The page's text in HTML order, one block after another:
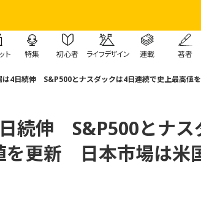
ト 特集 初心者 ライフデザイン 連載 著者
は4日続伸 S&P500とナスダックは4日連続で史上最高値
続伸 S&P500とナス
を更新 日本市場は米